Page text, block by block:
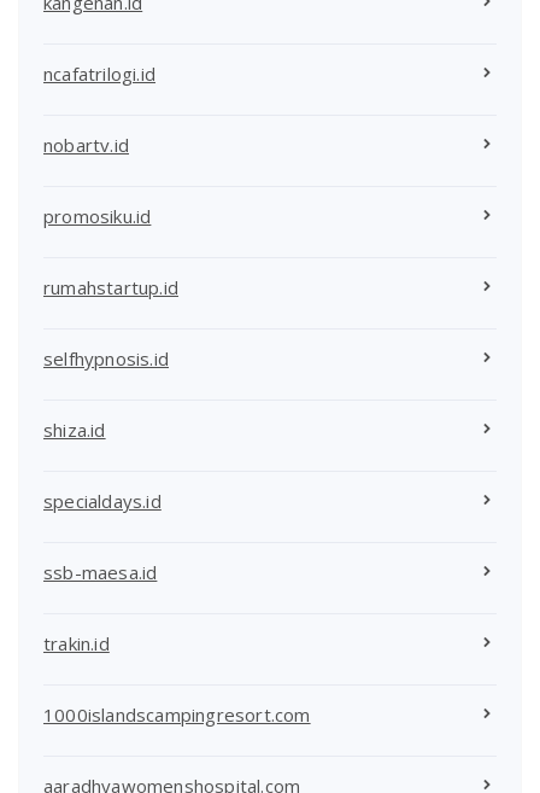
ncafatrilogi.id
nobartv.id
promosiku.id
rumahstartup.id
selfhypnosis.id
shiza.id
specialdays.id
ssb-maesa.id
trakin.id
1000islandscampingresort.com
aaradhyawomenshospital.com